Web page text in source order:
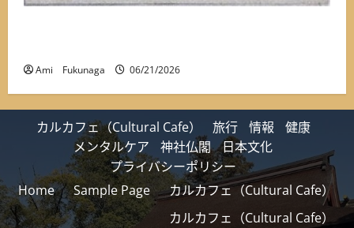
Ami Fukunaga 06/21/2026
カルカフェ（Cultural Cafe） 旅行 情報
健康
メンタルケア
神社仏閣
日本文化
プライバシーポリシー
Home
Sample Page
カルカフェ（Cultural Cafe）
カルカフェ（Cultural Cafe）